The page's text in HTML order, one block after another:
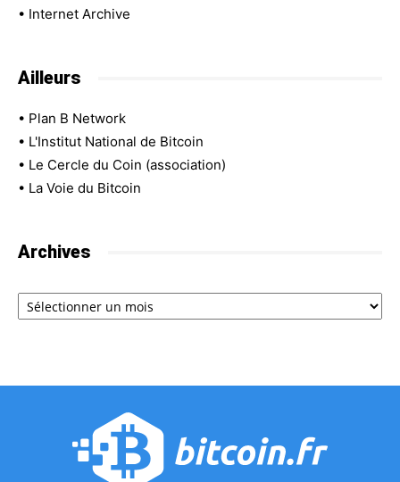
• Internet Archive
Ailleurs
• Plan B Network
• L'Institut National de Bitcoin
• Le Cercle du Coin (association)
• La Voie du Bitcoin
Archives
Archives